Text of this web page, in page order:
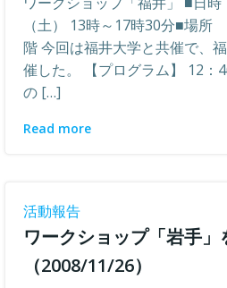
（土） 13時～17時30分■場
階 今回は福井大学と共催で、
催した。 【プログラム】 12
の […]
Read more
活動報告
ワークショップ「岩手
（2008/11/26）